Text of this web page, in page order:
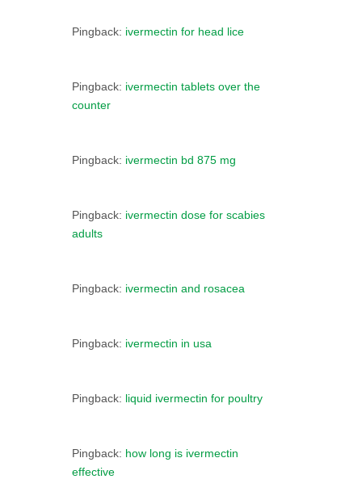
Pingback: ivermectin for head lice
Pingback: ivermectin tablets over the
counter
Pingback: ivermectin bd 875 mg
Pingback: ivermectin dose for scabies
adults
Pingback: ivermectin and rosacea
Pingback: ivermectin in usa
Pingback: liquid ivermectin for poultry
Pingback: how long is ivermectin
effective